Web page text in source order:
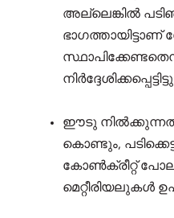
അല്ലെങ്കിൽ
ഭാഗത്തായിട്ടാണ്
ഈടു
കൊണ്ടും,
കോൺക്രീറ്റ്
മെറ്റീരിയലുകൾ